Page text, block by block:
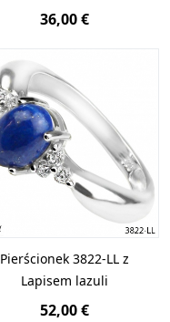
36,00 €
Pierścionek 3822-LL z
Lapisem lazuli
52,00 €